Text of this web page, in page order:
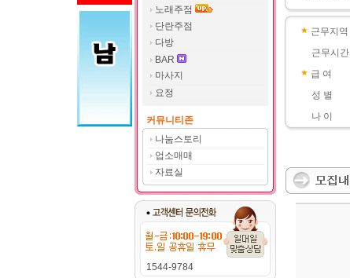
노래주점
단란주점
다방
BAR
마사지
요정
커뮤니티존
나눔스토리
업소매매
자료실
1544-9784
근무지역
근무시간
급 여
성 별
나 이